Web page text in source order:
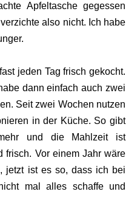
Apfeltasche gegessen
also nicht. Ich habe
jeden Tag frisch gekocht.
dann einfach auch zwei
Seit zwei Wochen nutzen
in der Küche. So gibt
und die Mahlzeit ist
frisch. Vor einem Jahr wäre
jetzt ist es so, dass ich bei
mal alles schaffe und